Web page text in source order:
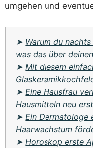
umgehen und
➤ Warum du
was das über
➤ Mit diesem
➤ Eine Hausfrau
Hausmitteln neu
➤ Ein Dermatologe
Haarwachstum
➤ Horoskop erste